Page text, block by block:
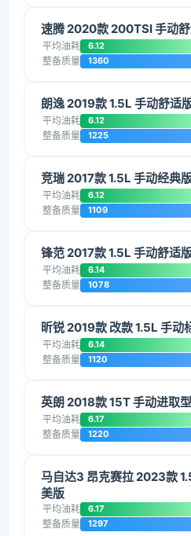
速腾 2020款 200TSI 手动
平均油耗 6.12
整备质量 1360
朗逸 2019款 1.5L 手动舒适
平均油耗 6.12
整备质量 1225
竞瑞 2017款 1.5L 手动经典
平均油耗 6.12
整备质量 1109
锋范 2017款 1.5L 手动舒适
平均油耗 6.14
整备质量 1078
昕锐 2019款 改款 1.5L 手动
平均油耗 6.14
整备质量 1120
英朗 2018款 15T 手动进取
平均油耗 6.17
整备质量 1220
马自达3 昂克赛拉 2023款
美版
平均油耗 6.17
整备质量 1297